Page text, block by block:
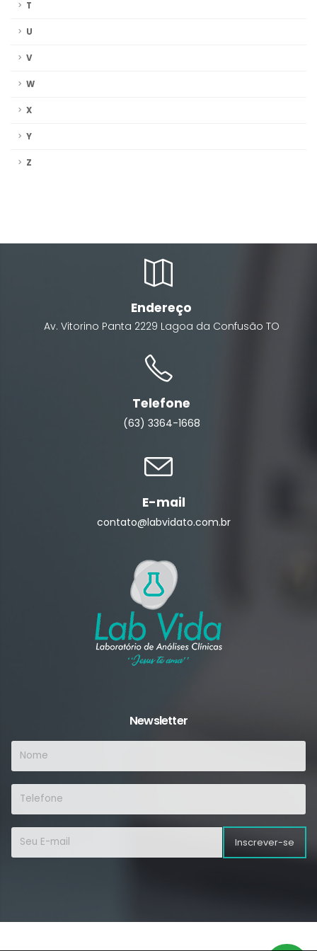
T
U
V
W
X
Y
Z
Endereço
Av. Vitorino Panta 2229 Lagoa da Confusão TO
Telefone
(63) 3364-1668
E-mail
contato@labvidato.com.br
Newsletter
Inscrever-se